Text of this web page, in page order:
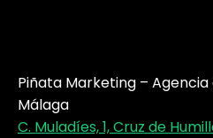
Piñata Marketing –
Málaga
C. Muladíes, 1, Cruz de